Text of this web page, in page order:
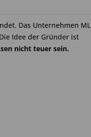
Das Unternehmen ML
Idee der Gründer ist
nicht teuer sein.